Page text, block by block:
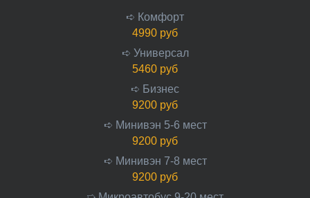
➪ Комфорт
4990 руб
➪ Универсал
5460 руб
➪ Бизнес
9200 руб
➪ Минивэн 5-6 мест
9200 руб
➪ Минивэн 7-8 мест
9200 руб